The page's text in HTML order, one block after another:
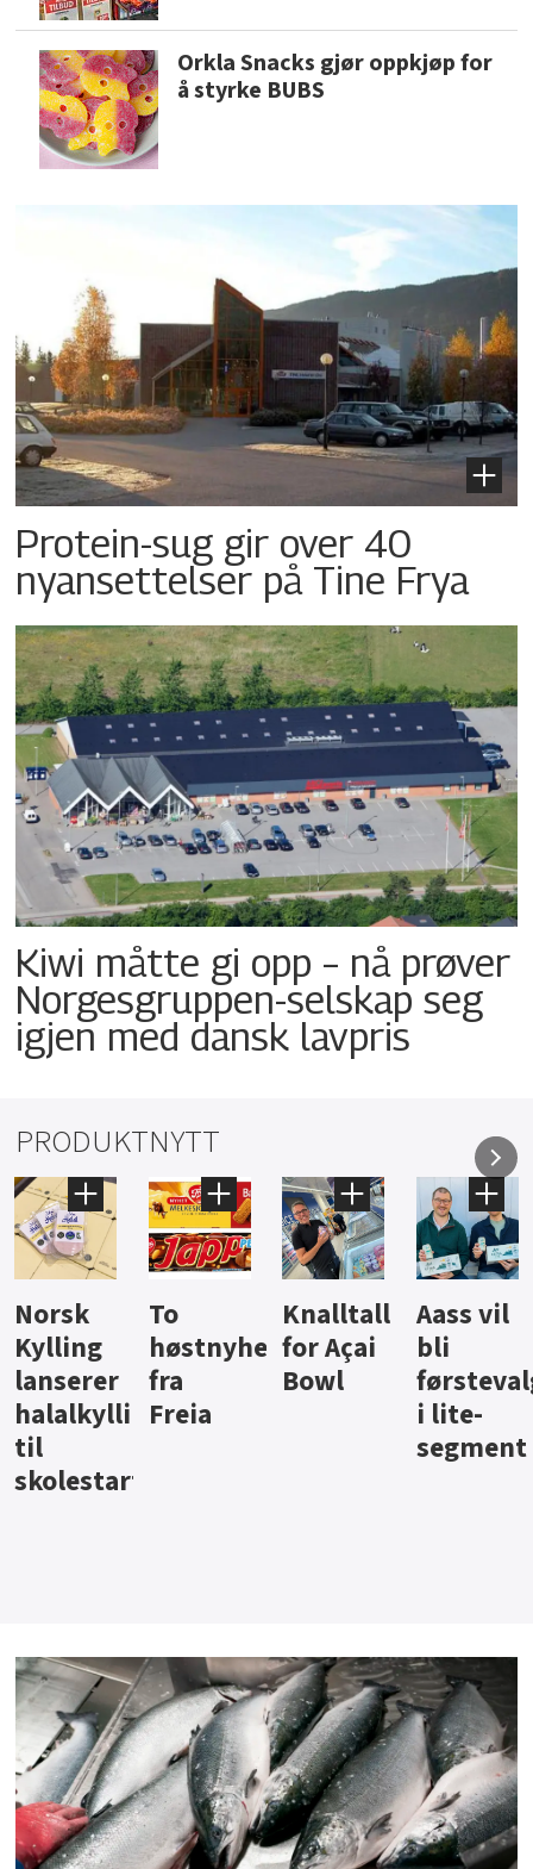
Orkla Snacks gjør oppkjøp for
å styrke BUBS
Protein-sug gir over 40
nyansettelser på Tine Frya
Kiwi måtte gi opp – nå prøver
Norgesgruppen-selskap seg
igjen med dansk lavpris
PRODUKTNYTT
To
høstnyheter
fra
Freia
Knalltall
for Açai
Bowl
Aass vil
bli
førstevalg
Brus og
jus fra
Berentsen